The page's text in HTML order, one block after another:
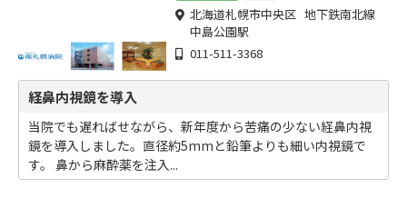
北海道札幌市中央区 地下鉄南北線
中島公園駅
011-511-3368
経鼻内視鏡を導入
当院でも遅ればせながら、新年度から苦痛の少ない経鼻内視
鏡を導入しました。直径約5mmと鉛筆よりも細い内視鏡で
す。 鼻から麻酔薬を注入...